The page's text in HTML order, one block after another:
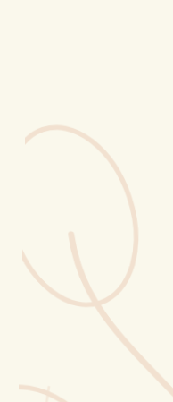
Sammelkalender
Blüten-Finder
Phänologie-Radar
Vogelstimmen
Gartenplaner